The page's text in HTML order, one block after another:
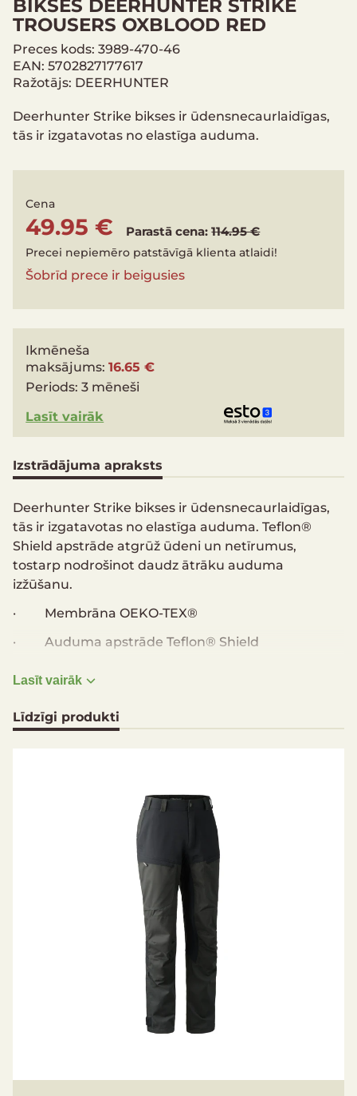
TROUSERS OXBLOOD RED
Preces kods: 3989-470-46
EAN: 5702827177617
Ražotājs: DEERHUNTER
Deerhunter Strike bikses ir ūdensnecaurlaidīgas,
tās ir izgatavotas no elastīga auduma.
Cena
49.95 € Parastā cena:114.95 €
Precei nepiemēro patstāvīgā klienta atlaidi!
Šobrīd prece ir beigusies
Ikmēneša
maksājums:16.65 €
Periods:3 mēneši
Lasīt vairāk
Izstrādājuma apraksts
Deerhunter Strike bikses ir ūdensnecaurlaidīgas,
tās ir izgatavotas no elastīga auduma. Teflon®
Shield apstrāde atgrūž ūdeni un netīrumus,
tostarp nodrošinot daudz ātrāku auduma
izžūšanu.
· Membrāna OEKO-TEX®
· Auduma apstrāde Teflon® Shield
optimālu kustību brīvību
· Artikulēts piegriezums ceļgalu daļā
Lasīt vairāk
Līdzīgi produkti